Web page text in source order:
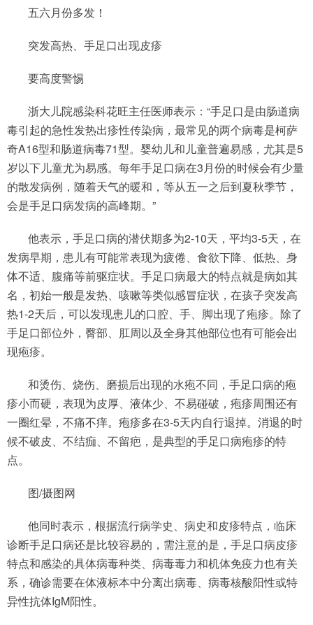
五六月份多发！
突发高热、手足口出现皮疹
要高度警惕
浙大儿院感染科花旺主任医师表示：“手足口是由肠道病
毒引起的急性发热出疹性传染病，最常见的两个病毒是柯萨
奇A16型和肠道病毒71型。婴幼儿和儿童普遍易感，尤其是5
岁以下儿童尤为易感。每年手足口病在3月份的时候会有少量
的散发病例，随着天气的暖和，等从五一之后到夏秋季节，
会是手足口病发病的高峰期。”
他表示，手足口病的潜伏期多为2-10天，平均3-5天，在
发病早期，患儿有可能常表现为疲倦、食欲下降、低热、身
体不适、腹痛等前驱症状。手足口病最大的特点就是病如其
名，初始一般是发热、咳嗽等类似感冒症状，在孩子突发高
热1-2天后，可以发现患儿的口腔、手、脚出现了疱疹。除了
手足口部位外，臀部、肛周以及全身其他部位也有可能会出
现疱疹。
和烫伤、烧伤、磨损后出现的水疱不同，手足口病的疱
疹小而硬，表现为皮厚、液体少、不易碰破，疱疹周围还有
一圈红晕，不痛不痒。疱疹多在3-5天内自行退掉。消退的时
候不破皮、不结痂、不留疤，是典型的手足口病疱疹的特
点。
图/摄图网
他同时表示，根据流行病学史、病史和皮疹特点，临床
诊断手足口病还是比较容易的，需注意的是，手足口病皮疹
特点和感染的具体病毒种类、病毒毒力和机体免疫力也有关
系，确诊需要在体液标本中分离出病毒、病毒核酸阳性或特
异性抗体IgM阳性。